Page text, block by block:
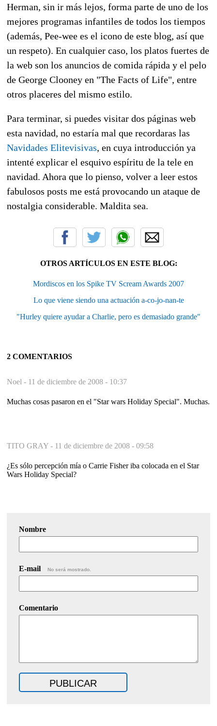
Herman, sin ir más lejos, forma parte de uno de los
mejores programas infantiles de todos los tiempos
(además, Pee-wee es el icono de este blog, así que
un respeto). En cualquier caso, los platos fuertes de
la web son los anuncios de comida rápida y el pelo
de George Clooney en "The Facts of Life", entre
otros placeres del mismo estilo.
Para terminar, si puedes visitar dos páginas web
esta navidad, no estaría mal que recordaras las
Navidades Elitevisivas, en cuya introducción ya
intenté explicar el esquivo espíritu de la tele en
navidad. Ahora que lo pienso, volver a leer estos
fabulosos posts me está provocando un ataque de
nostalgia considerable. Maldita sea.
OTROS ARTÍCULOS EN ESTE BLOG:
Mordiscos en los Spike TV Scream Awards 2007
Lo que viene siendo una actuación a-co-jo-nan-te
"Hurley quiere ayudar a Charlie, pero es demasiado grande"
2 COMENTARIOS
Noel - 11 de diciembre de 2008 - 10:37
Muchas cosas pasaron en el "Star wars Holiday Special". Muchas.
TITO GRAY - 11 de diciembre de 2008 - 09:58
¿Es sólo percepción mía o Carrie Fisher iba colocada en el Star
Wars Holiday Special?
Nombre
E-mail No será mostrado.
Comentario